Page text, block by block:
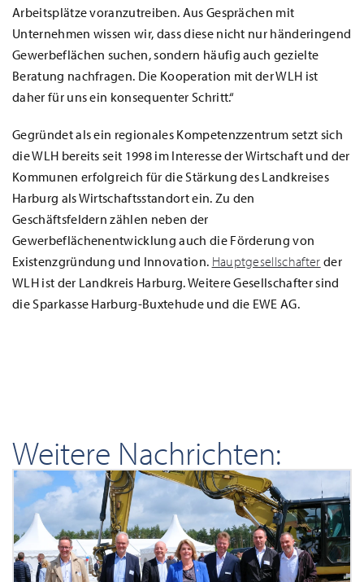
Arbeitsplätze voranzutreiben. Aus Gesprächen mit
Unternehmen wissen wir, dass diese nicht nur händeringend
Gewerbeflächen suchen, sondern häufig auch gezielte
Beratung nachfragen. Die Kooperation mit der WLH ist
daher für uns ein konsequenter Schritt.“
Gegründet als ein regionales Kompetenzzentrum setzt sich
die WLH bereits seit 1998 im Interesse der Wirtschaft und der
Kommunen erfolgreich für die Stärkung des Landkreises
Harburg als Wirtschaftsstandort ein. Zu den
Geschäftsfeldern zählen neben der
Gewerbeflächenentwicklung auch die Förderung von
Existenzgründung und Innovation. Hauptgesellschafter der
WLH ist der Landkreis Harburg. Weitere Gesellschafter sind
die Sparkasse Harburg-Buxtehude und die EWE AG.
Weitere Nachrichten: